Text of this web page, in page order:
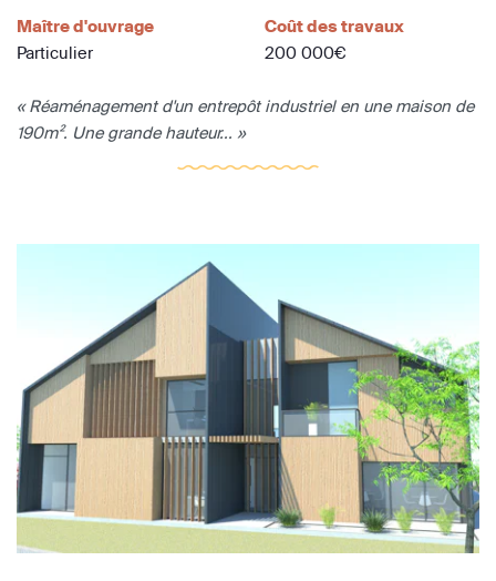
Maître d'ouvrage
Particulier
Coût des travaux
200 000€
« Réaménagement d'un entrepôt industriel en une maison de
190m². Une grande hauteur... »